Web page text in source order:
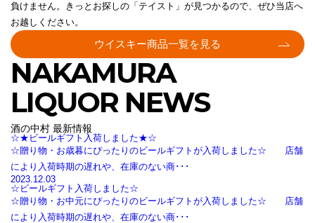
負けません。きっとお探しの「テイスト」が見つかるので、ぜひ当店へ
お越しください。
ウイスキー商品一覧を見る
NAKAMURA
LIQUOR NEWS
酒の中村 最新情報
☆★ビールギフト入荷しました★☆
☆贈り物・お歳暮にぴったりのビールギフトが入荷しました☆ 店舗
により入荷時期の遅れや、在庫のない商･･･
2023.12.03
☆ビールギフト入荷しました☆
☆贈り物・お中元にぴったりのビールギフトが入荷しました☆ 店舗
により入荷時期の遅れや、在庫のない商･･･